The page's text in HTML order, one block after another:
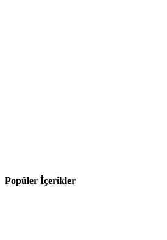
Popüler İçerikler